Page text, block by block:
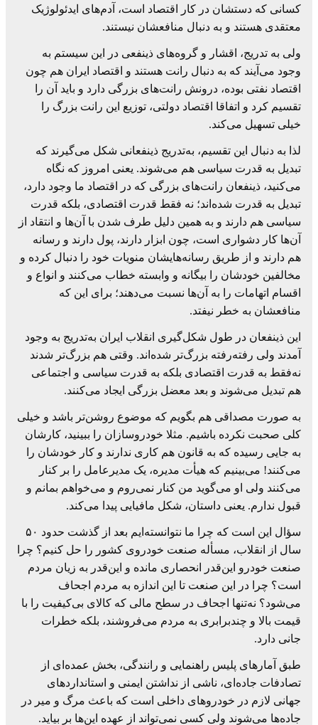
کسانی که دستشان در کار اقتصاد است، آدم‌های ایدئولوژیک
معتقدی هستند و به دنبال منافعشان نیستند.
ولی به تدریج، اقشار و گروه‌های ذینفعی در این سیستم به
وجود می‌آیند که به دنبال رانت هستند و اقتصاد ایران هم چون
اقتصاد نفتی بوده، درونش رانت‌های بزرگی دارد و باید آن را
تقسیم کرد و اتفاقا اقتصاد دولتی، توزیع این رانت بزرگ را
خیلی تسهیل می‌کند.
لذا به دنبال این تقسیم، به‌تدریج ذینفعانی شکل می‌گیرند که
تبدیل به قدرت سیاسی هم می‌شوند. یعنی امروز که نگاه
می‌کنید، ذینفعان رانت‌های بزرگی که در اقتصاد ما وجود دارد،
تبدیل به قدرت شده‌اند؛ نه فقط قدرت اقتصادی، بلکه قدرت
سیاسی هم دارند و به همین دلیل طرف شدن با آن‌ها و انتقاد از
آن‌ها کار دشواری است، چون ابزار دارند، پول دارند و رسانه
هم دارند و از طریق رسانه‌هایشان منویات خود را دنبال کرده و
مخالفین خودشان را بیگانه و وابسته خطاب می‌کنند و انواع و
اقسام اتهامات را به آن‌ها نسبت می‌دهند؛ برای این که
منافعشان به خطر نیفتد.
این ذینفعان در طول شکل‌گیری انقلاب ایران به‌تدریج به وجود
آمدند ولی رفته‌رفته بزرگ‌تر شده‌اند. وقتی هم بزرگ‌تر شدند
نه‌فقط به قدرت اقتصادی بلکه به قدرت سیاسی و اجتماعی
هم تبدیل می‌شوند و بعد معضل بزرگی ایجاد می‌کنند.
به صورت مصداقی هم بگویم که موضوع روشن‌تر باشد و خیلی
کلی صحبت نکرده باشیم. مثلا خودروسازان را ببینید، کارشان
به جایی رسیده که به قانون هم کاری ندارند و کار خودشان را
می‌کنند! می‌بینیم که هیأت مدیره، یک مدیرعامل را بر کنار
می‌کنند ولی او می‌گوید من کنار نمی‌روم و می‌خواهم بمانم و
قبول ندارم. یعنی داستان، شکل مافیایی پیدا می‌کند.
سؤال این است که چرا ما نتوانسته‌ایم بعد از گذشت حدود ۵۰
سال از انقلاب، مسأله صنعت خودروی کشور را حل کنیم؟ چرا
صنعت خودرو این‌قدر انحصاری مانده و این‌قدر به زیان مردم
است؟ چرا در این صنعت تا این اندازه به مردم اجحاف
می‌شود؟ نه‌تنها اجحاف در سطح مالی که کالای بی‌کیفیت را با
قیمت بالا و چندبرابری به مردم می‌فروشند، بلکه خطرات
جانی دارد.
طبق آمارهای پلیس راهنمایی و رانندگی، بخش عمده‌ای از
تصادفات جاده‌ای، ناشی از نداشتن ایمنی و استانداردهای
جهانی لازم در خودروهای داخلی است که باعث مرگ و میر در
جاده‌ها می‌شوند ولی کسی نمی‌تواند از عهده این‌ها بر بیاید.